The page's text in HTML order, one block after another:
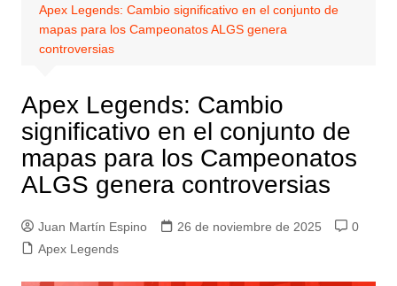
Apex Legends: Cambio significativo en el conjunto de
mapas para los Campeonatos ALGS genera
controversias
Apex Legends: Cambio
significativo en el conjunto de
mapas para los Campeonatos
ALGS genera controversias
Juan Martín Espino 26 de noviembre de 2025
0
Apex Legends